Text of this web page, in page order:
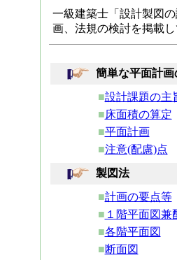
一級建築士「設計製図
画、法規の検討を掲載し
簡単な平面計画
■設計課題の主
■床面積の算定
■平面計画
■注意(配慮)点
製図法
■計画の要点等
■ １階平面図兼
■各階平面図
■断面図